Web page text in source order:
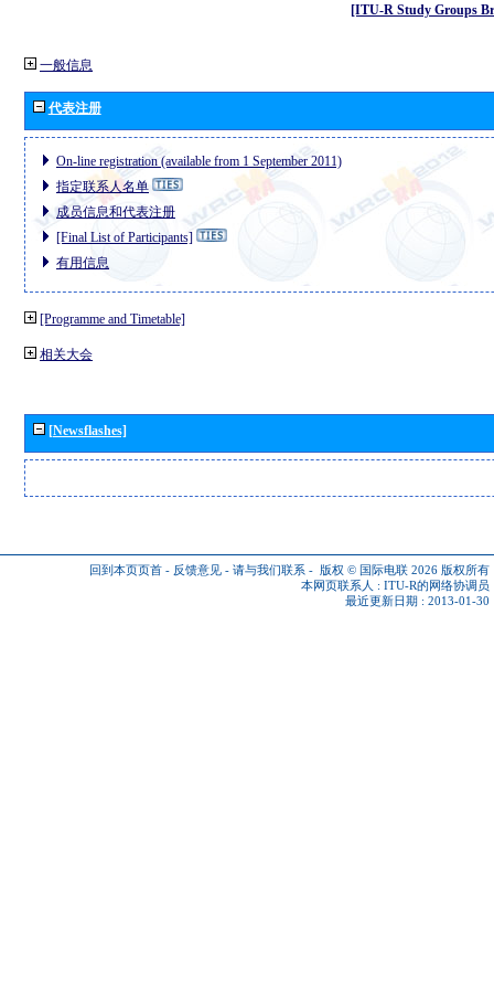
[ITU-R Study Groups
一般信息
代表注册
On-line registration (available from 1 September 2011)
指定联系人名单
成员信息和代表注册
[Final List of Participants]
有用信息
[Programme and Timetable]
相关大会
[Newsflashes]
回到本页页首 - 反馈意见 - 请与我们联系 - 版权 © 国际电联 2026 版权所有
本网页联系人 : ITU-R的网络协调员
最近更新日期 : 2013-01-30